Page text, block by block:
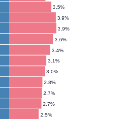
2.5%
2.7%
2.7%
2.8%
3.0%
3.1%
3.4%
3.6%
3.9%
3.9%
3.5%